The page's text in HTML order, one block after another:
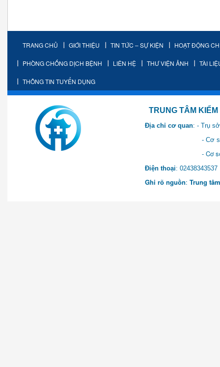
TRANG CHỦ GIỚI THIỆU TIN TỨC – SỰ KIỆN HOẠT ĐỘNG
PHÒNG CHỐNG DỊCH BỆNH LIÊN HỆ THƯ VIỆN ẢNH TÀI
THÔNG TIN TUYỂN DỤNG
TRUNG TÂM KIỂM SOÁT
Địa chỉ cơ quan: - Trụ
- Cơ sở 2: Khu Hành
- Cơ sở 3: Số 1 Ngõ 2
Điện thoại:
Ghi rõ nguồn: Trung